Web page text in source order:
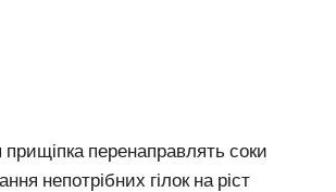
прищіпка перенаправлять соки
непотрібних гілок на ріст